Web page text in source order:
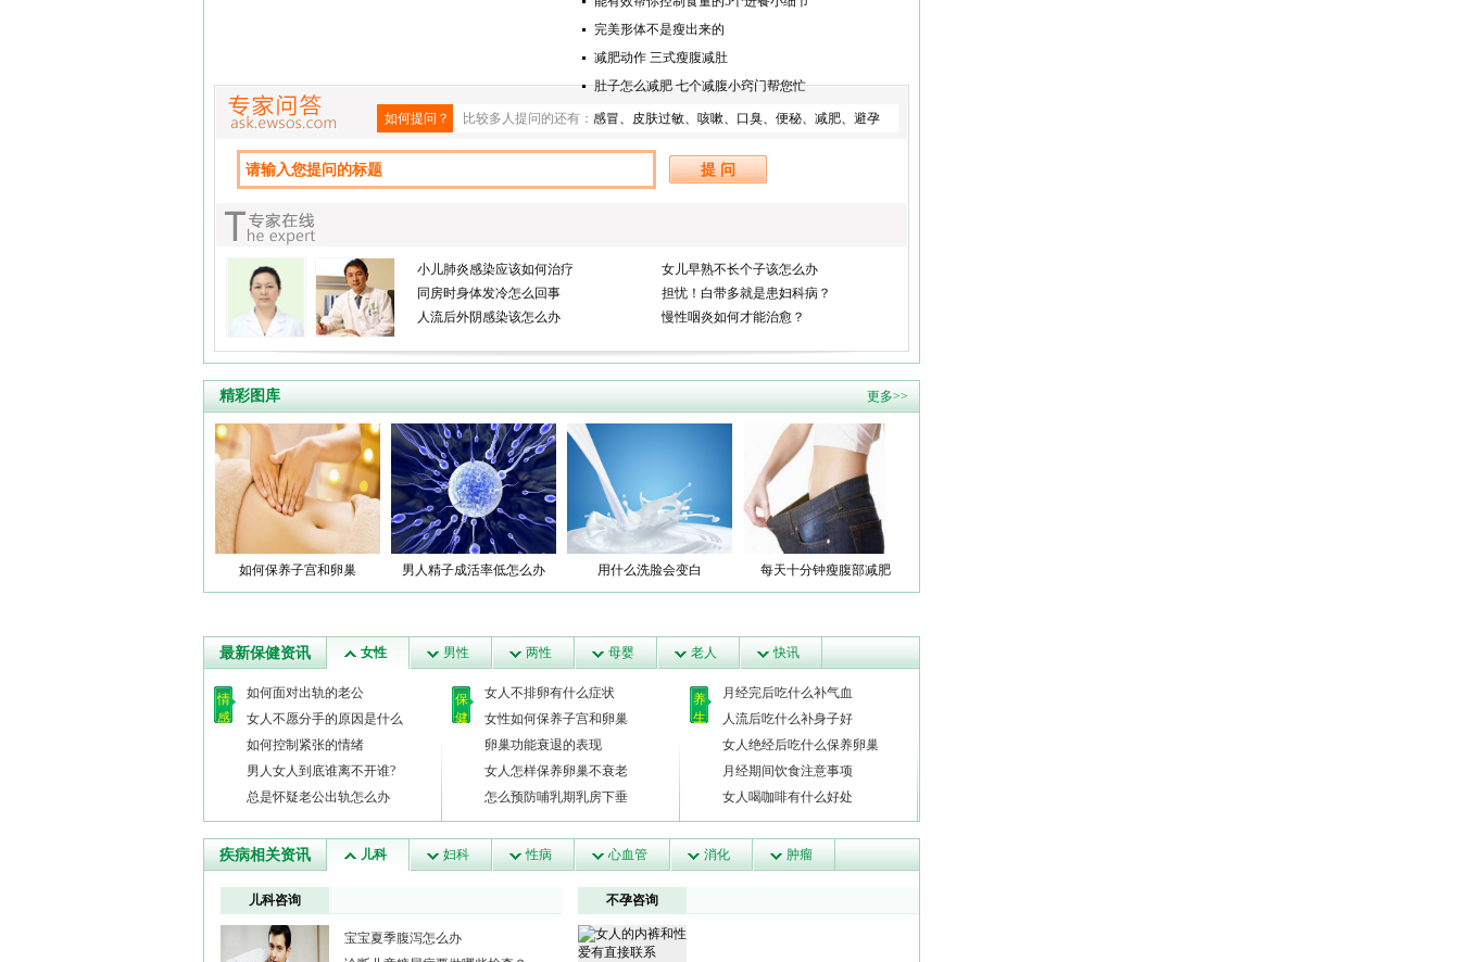
完美形体不是瘦出来的
减肥动作 三式瘦腹减肚
肚子怎么减肥 七个减腹小窍门帮您忙
如何提问？ 比较多人提问的还有： 感冒、 皮肤过敏、 咳嗽、 口臭、 便秘、 减肥、 避孕
小儿肺炎感染应该如何治疗
女儿早熟不长个子该怎么办
同房时身体发冷怎么回事
担忧！白带多就是患妇科病？
人流后外阴感染该怎么办
慢性咽炎如何才能治愈？
精彩图库 更多>>
如何保养子宫和卵巢 男人精子成活率低怎么办 用什么洗脸会变白 每天十分钟瘦腹部减肥
最新保健资讯 女性 男性 两性 母婴 老人 快讯
情
感
如何面对出轨的老公
女人不愿分手的原因是什么
如何控制紧张的情绪
男人女人到底谁离不开谁?
总是怀疑老公出轨怎么办
保
健
女人不排卵有什么症状
女性如何保养子宫和卵巢
卵巢功能衰退的表现
女人怎样保养卵巢不衰老
怎么预防哺乳期乳房下垂
养
生
月经完后吃什么补气血
人流后吃什么补身子好
女人绝经后吃什么保养卵巢
月经期间饮食注意事项
女人喝咖啡有什么好处
疾病相关资讯 儿科 妇科 性病 心血管 消化 肿瘤
儿科咨询
宝宝夏季腹泻怎么办
不孕咨询